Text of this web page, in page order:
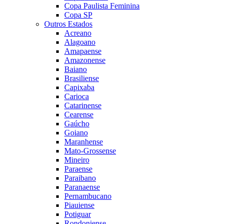
Copa Paulista Feminina
Copa SP
Outros Estados
Acreano
Alagoano
Amapaense
Amazonense
Baiano
Brasiliense
Capixaba
Carioca
Catarinense
Cearense
Gaúcho
Goiano
Maranhense
Mato-Grossense
Mineiro
Paraense
Paraibano
Paranaense
Pernambucano
Piauiense
Potiguar